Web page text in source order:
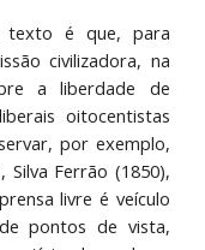
texto é que, para
civilizadora, na
a liberdade de
oitocentistas
por exemplo,
Silva Ferrão (1850),
livre é veículo
pontos de vista,